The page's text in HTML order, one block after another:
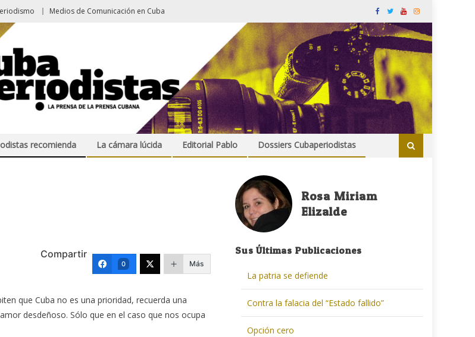
Medios de Comunicación en Cuba
recomienda La cámara lúcida Editorial Pablo Dossiers Cubaperiodistas
Compartir
0 Más
que Cuba no es una prioridad, recuerda una
desdeñoso. Sólo que en el caso que nos ocupa
Rosa Miriam
Elizalde
Sus Últimas Publicaciones
La patria se defiende
Contra la falacia del “Estado fallido”
Opción cero